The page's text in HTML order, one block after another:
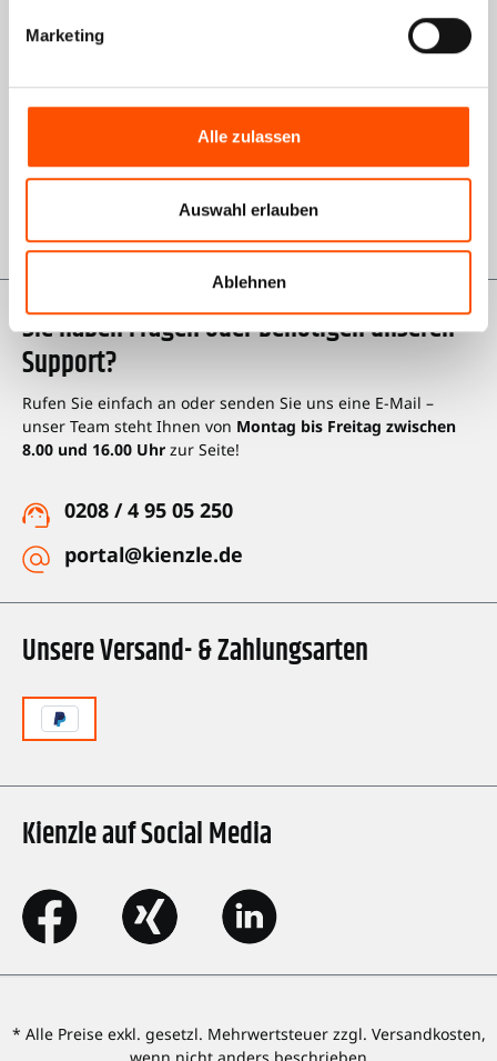
Marketing
Alle zulassen
Auswahl erlauben
Ablehnen
Datenschutz
Kienzle auf Social Media
Unsere Versand- & Zahlungsarten
Sie haben Fragen oder benötigen unseren
Support?
Rufen Sie einfach an oder senden Sie uns eine E-Mail –
unser Team steht Ihnen von Montag bis Freitag zwischen
8.00 und 16.00 Uhr zur Seite!
0208 / 4 95 05 250
portal@kienzle.de
* Alle Preise exkl. gesetzl. Mehrwertsteuer zzgl. Versandkosten,